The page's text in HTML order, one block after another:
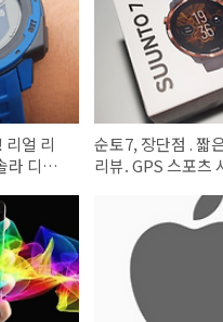
리얼 리
라 디자
순토7, 장단점 . 짧
리뷰. GPS 스포츠